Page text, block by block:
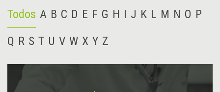
Todos A B C D E F G H I J K L M N O P
Q R S T U V W X Y Z